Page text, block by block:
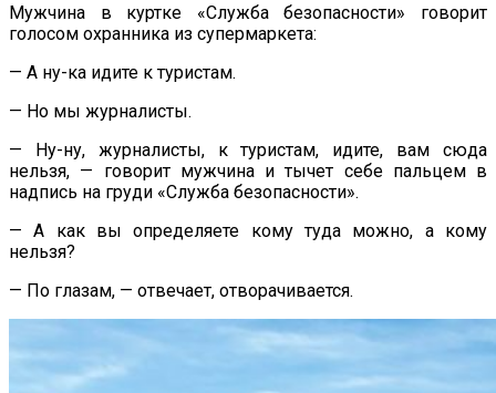
Мужчина в куртке «Служба безопасности» говорит
голосом охранника из супермаркета:
— А ну-ка идите к туристам.
— Но мы журналисты.
— Ну-ну, журналисты, к туристам, идите, вам сюда
нельзя, — говорит мужчина и тычет себе пальцем в
надпись на груди «Служба безопасности».
— А как вы определяете кому туда можно, а кому
нельзя?
— По глазам, — отвечает, отворачивается.